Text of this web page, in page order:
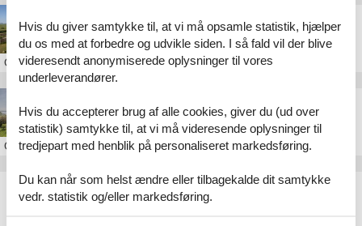
Leje af privat sommerhus Orø
OmIsefjord
OmIsefjord
Artikeltyper
Hvis du giver samtykke til, at vi må opsamle statistik, hjælper
du os med at forbedre og udvikle siden. I så fald vil der blive
videresendt anonymiserede oplysninger til vores
underleverandører.
Hvis du accepterer brug af alle cookies, giver du (ud over
statistik) samtykke til, at vi må videresende oplysninger til
tredjepart med henblik på personaliseret markedsføring.
Du kan når som helst ændre eller tilbagekalde dit samtykke
vedr. statistik og/eller markedsføring.